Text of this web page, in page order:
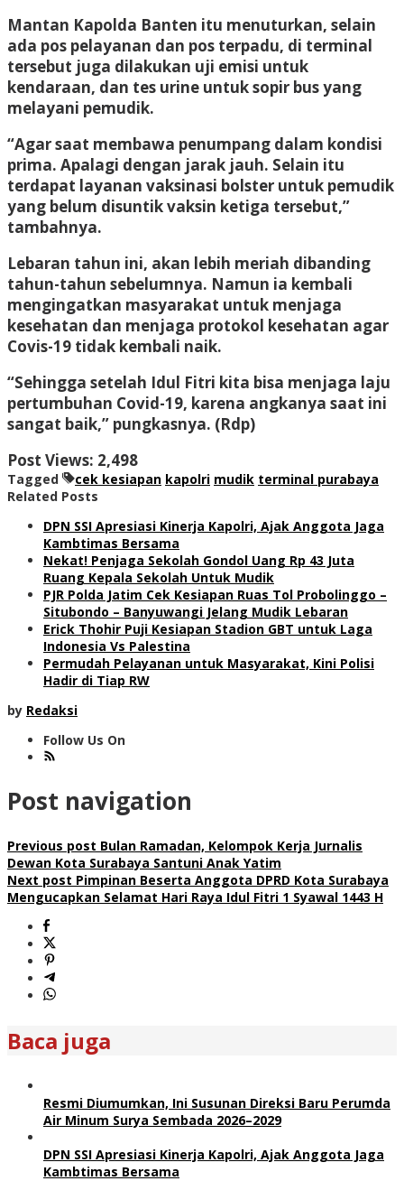
Mantan Kapolda Banten itu menuturkan, selain
ada pos pelayanan dan pos terpadu, di terminal
tersebut juga dilakukan uji emisi untuk
kendaraan, dan tes urine untuk sopir bus yang
melayani pemudik.
“Agar saat membawa penumpang dalam kondisi
prima. Apalagi dengan jarak jauh. Selain itu
terdapat layanan vaksinasi bolster untuk pemudik
yang belum disuntik vaksin ketiga tersebut,”
tambahnya.
Lebaran tahun ini, akan lebih meriah dibanding
tahun-tahun sebelumnya. Namun ia kembali
mengingatkan masyarakat untuk menjaga
kesehatan dan menjaga protokol kesehatan agar
Covis-19 tidak kembali naik.
“Sehingga setelah Idul Fitri kita bisa menjaga laju
pertumbuhan Covid-19, karena angkanya saat ini
sangat baik,” pungkasnya. (Rdp)
Post Views: 2,498
Tagged cek kesiapan kapolri mudik terminal purabaya
Related Posts
DPN SSI Apresiasi Kinerja Kapolri, Ajak Anggota Jaga
Kambtimas Bersama
Nekat! Penjaga Sekolah Gondol Uang Rp 43 Juta
Ruang Kepala Sekolah Untuk Mudik
PJR Polda Jatim Cek Kesiapan Ruas Tol Probolinggo –
Situbondo – Banyuwangi Jelang Mudik Lebaran
Erick Thohir Puji Kesiapan Stadion GBT untuk Laga
Indonesia Vs Palestina
Permudah Pelayanan untuk Masyarakat, Kini Polisi
Hadir di Tiap RW
by Redaksi
Follow Us On
Post navigation
Previous post Bulan Ramadan, Kelompok Kerja Jurnalis
Dewan Kota Surabaya Santuni Anak Yatim
Next post Pimpinan Beserta Anggota DPRD Kota Surabaya
Mengucapkan Selamat Hari Raya Idul Fitri 1 Syawal 1443 H
Baca juga
Resmi Diumumkan, Ini Susunan Direksi Baru Perumda
Air Minum Surya Sembada 2026–2029
DPN SSI Apresiasi Kinerja Kapolri, Ajak Anggota Jaga
Kambtimas Bersama